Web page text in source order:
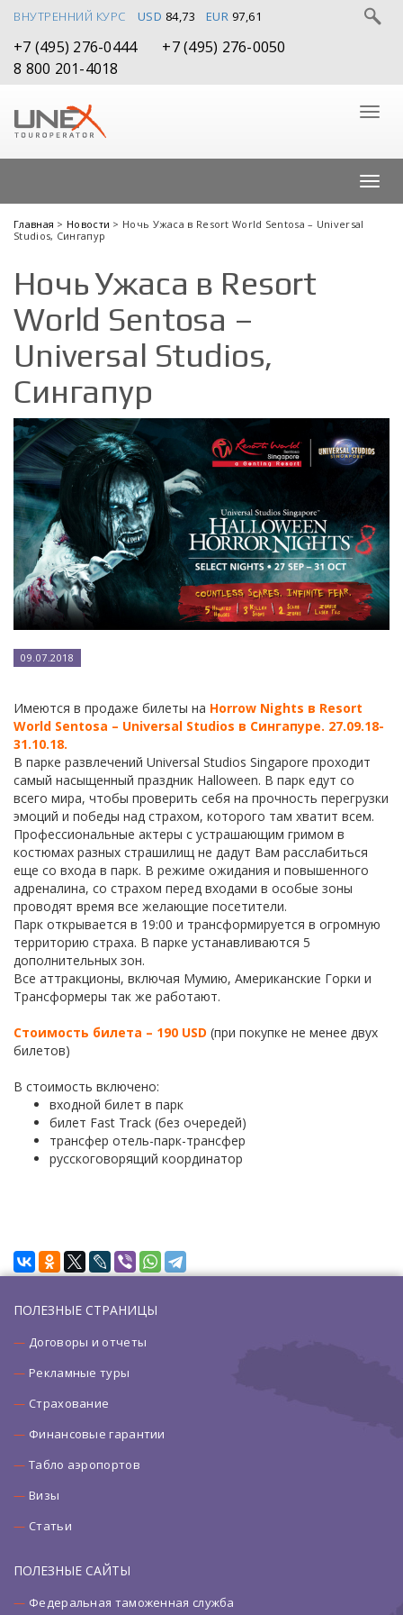
ВНУТРЕННИЙ КУРС USD 84,73 EUR 97,61
+7 (495) 276-0444
+7 (495) 276-0050
8 800 201-4018
Главная > Новости > Ночь Ужаса в Resort World Sentosa – Universal
Studios, Сингапур
Ночь Ужаса в Resort
World Sentosa –
Universal Studios,
Сингапур
09.07.2018
Имеются в продаже билеты на Нorrow Nights в Resort
World Sentosa – Universal Studios в Сингапуре. 27.09.18-
31.10.18.
В парке развлечений Universal Studios Singapore проходит
самый насыщенный праздник Halloween. В парк едут со
всего мира, чтобы проверить себя на прочность перегрузки
эмоций и победы над страхом, которого там хватит всем.
Профессиональные актеры с устрашающим гримом в
костюмах разных страшилищ не дадут Вам расслабиться
еще со входа в парк. В режиме ожидания и повышенного
адреналина, со страхом перед входами в особые зоны
проводят время все желающие посетители.
Парк открывается в 19:00 и трансформируется в огромную
территорию страха. В парке устанавливаются 5
дополнительных зон.
Все аттракционы, включая Мумию, Американские Горки и
Трансформеры так же работают.
Стоимость билета – 190 USD (при покупке не менее двух
билетов)
В стоимость включено:
входной билет в парк
билет Fast Track (без очередей)
трансфер отель-парк-трансфер
русскоговорящий координатор
ПОЛЕЗНЫЕ СТРАНИЦЫ
Договоры и отчеты
Рекламные туры
Страхование
Финансовые гарантии
Табло аэропортов
Визы
Статьи
ПОЛЕЗНЫЕ САЙТЫ
Федеральная таможенная служба